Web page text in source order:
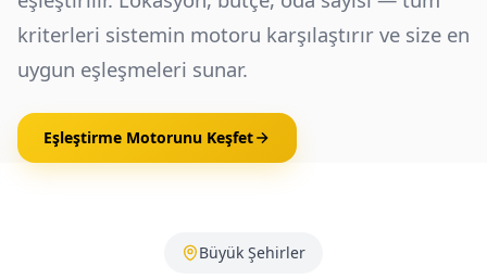
kriterleri sistemin motoru karşılaştırır ve size en
uygun eşleşmeleri sunar.
Eşleştirme Motorunu Keşfet
Büyük Şehirler